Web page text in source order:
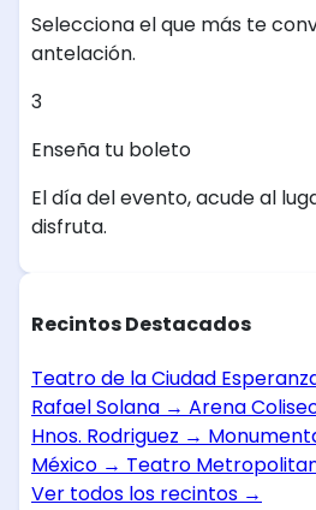
Selecciona el que más te
antelación.
3
Enseña tu boleto
El día del evento, acude al
disfruta.
Recintos Destacados
Teatro de la Ciudad
Rafael Solana → Arena
Hnos. Rodriguez →
México → Teatro
Ver todos los recintos →